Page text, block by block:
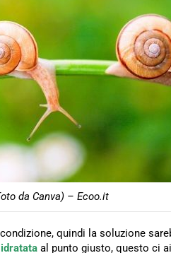
da Canva) – Ecoo.it
quindi la soluzione
idratata al punto giusto, questo ci